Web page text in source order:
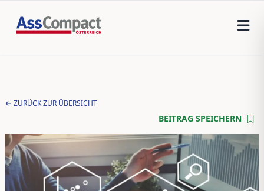
ZURÜCK ZUR ÜBERSICHT
BEITRAG SPEICHERN